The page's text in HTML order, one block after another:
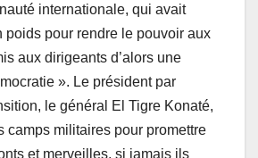
internationale, qui avait
poids pour rendre le pouvoir aux
aux dirigeants d’alors une
». Le président par
le général El Tigre Konaté,
camps militaires pour promettre
et merveilles, si jamais ils